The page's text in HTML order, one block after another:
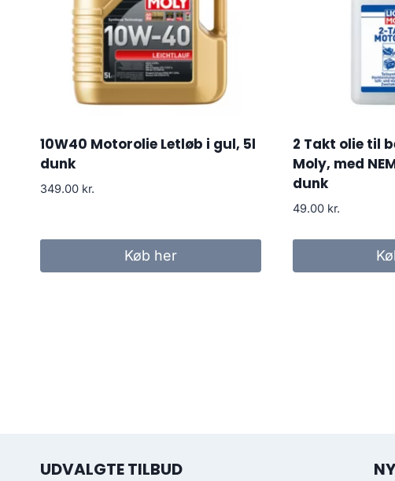
10W40 Motorolie Letløb i gul, 5l
dunk
349.00 kr.
Køb her
2 Takt olie til
Moly, med
dunk
49.00 kr.
UDVALGTE TILBUD